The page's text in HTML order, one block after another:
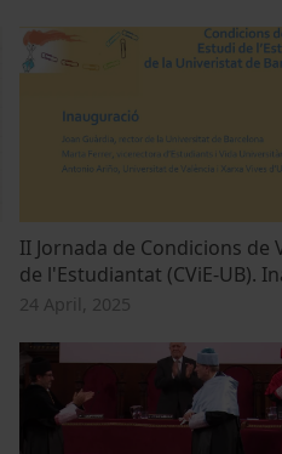
II Jornada de Condicions de
de l'Estudiantat (CViE-UB).
24 April, 2025